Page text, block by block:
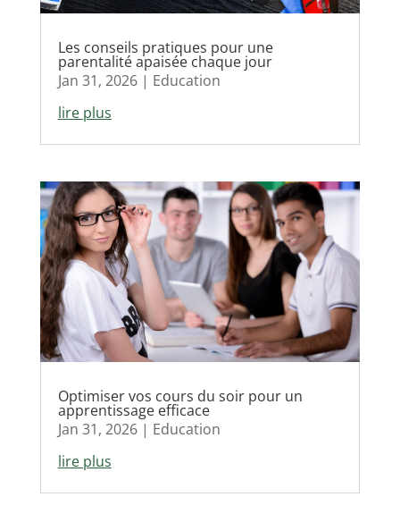
Les conseils pratiques pour une
parentalité apaisée chaque jour
Jan 31, 2026| Education
lire plus
Optimiser vos cours du soir pour un
apprentissage efficace
Jan 31, 2026| Education
lire plus